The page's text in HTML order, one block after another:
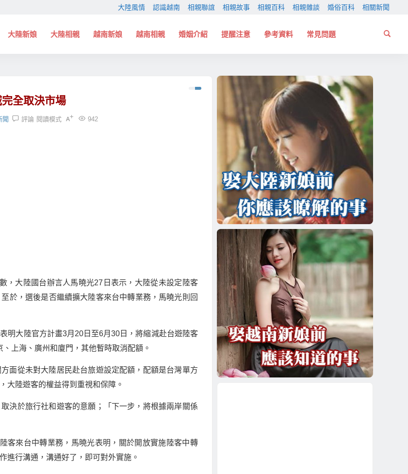
大陸風情 認識越南 相親聯誼 相親故事 相親百科 相親雜談 婚俗百科 相關新聞
大陸新娘 大陸相親 越南新娘 越南相親 婚姻介紹 提醒注意 參考資料 常見問題
全取決市場
聞 評論 942
閱讀模式
，大陸國台辦言人馬曉光27日表示，大陸從未設定陸客
於，選後是否繼續擴大陸客來台中轉業務，馬曉光則回
明大陸官方計畫3月20日至6月30日，將縮減赴台遊陸客
上海、廣州和廈門，其他暫時取消配額。
面從未對大陸居民赴台旅遊設定配額，配額是台灣單方
大陸遊客的權益得到重視和保障。
決於旅行社和遊客的意願；「下一步，將根據兩岸關係
客來台中轉業務，馬曉光表明，關於開放實施陸客中轉
進行溝通，溝通好了，即可對外實施。